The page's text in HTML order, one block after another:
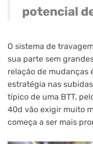
potencial
O sistema de
sua parte sem
relação de mudanças
estratégia nas
típico de uma BTT,
40d vão exigir muito
começa a ser mais